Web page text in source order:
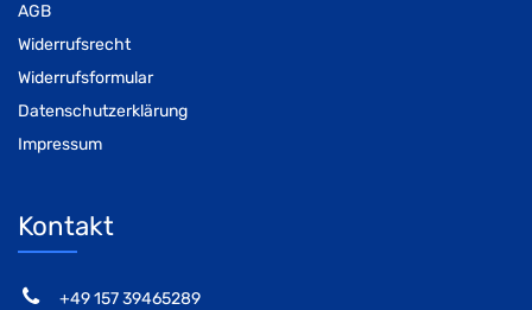
AGB
Widerrufsrecht
Widerrufsformular
Datenschutzerklärung
Impressum
Kontakt
‭+49 157 39465289‬